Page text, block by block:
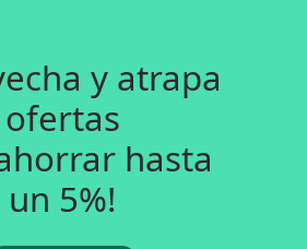
y atrapa
ofertas
hasta
un 5%!